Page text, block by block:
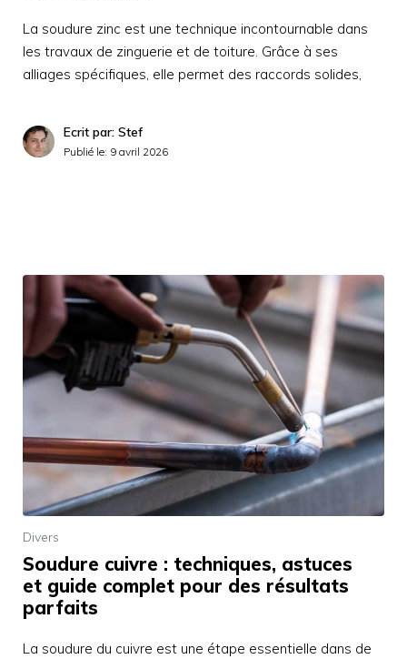
La soudure zinc est une technique incontournable dans
les travaux de zinguerie et de toiture. Grâce à ses
alliages spécifiques, elle permet des raccords solides,
Ecrit par: Stef
Publié le: 9 avril 2026
Divers
Soudure cuivre : techniques, astuces
et guide complet pour des résultats
parfaits
La soudure du cuivre est une étape essentielle dans de